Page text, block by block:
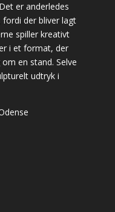
er anderledes
der bliver lagt
spiller kreativt
i et format, der
en stand. Selve
udtryk i